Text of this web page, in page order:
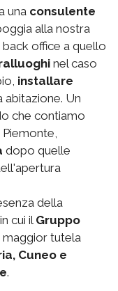
una consulente
alla nostra
back office a quello
nel caso
installare
abitazione. Un
che contiamo
Piemonte,
dopo quelle
della
cui il Gruppo
maggior tutela
Cuneo e
.